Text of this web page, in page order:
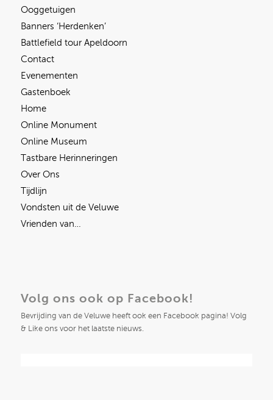
Ooggetuigen
Banners ‘Herdenken’
Battlefield tour Apeldoorn
Contact
Evenementen
Gastenboek
Home
Online Monument
Online Museum
Tastbare Herinneringen
Over Ons
Tijdlijn
Vondsten uit de Veluwe
Vrienden van…
Volg ons ook op Facebook!
Bevrijding van de Veluwe heeft ook een Facebook pagina! Volg
& Like ons voor het laatste nieuws.